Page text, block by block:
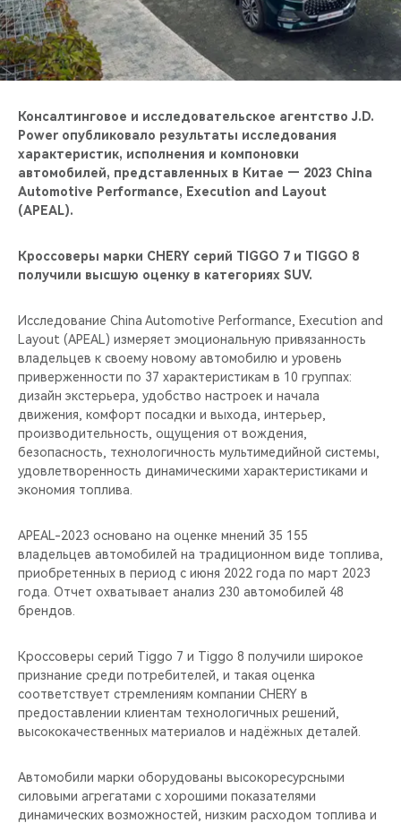
CHERY И СПОРТ
ВИДЕООБЗОРЫ
CHERY ДЛЯ ДЕТЕЙ
Консалтинговое и исследовательское агентство J.D.
Power опубликовало результаты исследования
характеристик, исполнения и компоновки
автомобилей, представленных в Китае — 2023 China
Automotive Performance, Execution and Layout
(APEAL).
Кроссоверы марки CHERY серий TIGGO 7 и TIGGO 8
получили высшую оценку в категориях SUV.
Исследование China Automotive Performance, Execution and
Layout (APEAL) измеряет эмоциональную привязанность
владельцев к своему новому автомобилю и уровень
приверженности по 37 характеристикам в 10 группах:
дизайн экстерьера, удобство настроек и начала
движения, комфорт посадки и выхода, интерьер,
производительность, ощущения от вождения,
безопасность, технологичность мультимедийной системы,
удовлетворенность динамическими характеристиками и
экономия топлива.
APEAL-2023 основано на оценке мнений 35 155
владельцев автомобилей на традиционном виде топлива,
приобретенных в период с июня 2022 года по март 2023
года. Отчет охватывает анализ 230 автомобилей 48
брендов.
Кроссоверы серий Tiggo 7 и Tiggo 8 получили широкое
признание среди потребителей, и такая оценка
соответствует стремлениям компании CHERY в
предоставлении клиентам технологичных решений,
высококачественных материалов и надёжных деталей.
Автомобили марки оборудованы высокоресурсными
силовыми агрегатами с хорошими показателями
динамических возможностей, низким расходом топлива и